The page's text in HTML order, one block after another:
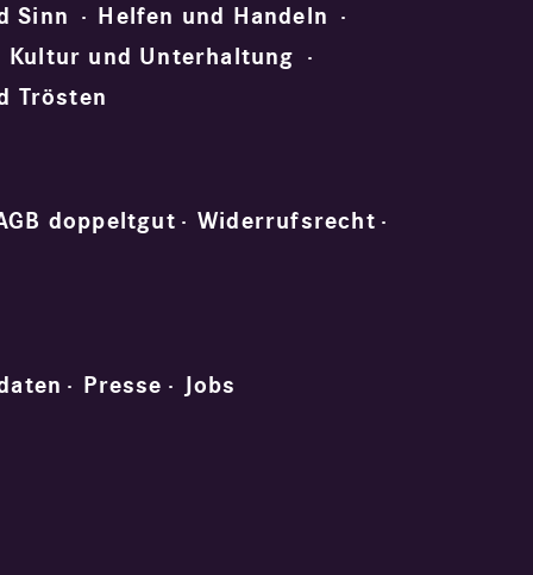
Sinn
Helfen und Handeln
Kultur und Unterhaltung
Trösten
doppeltgut Widerrufsrecht
Presse Jobs